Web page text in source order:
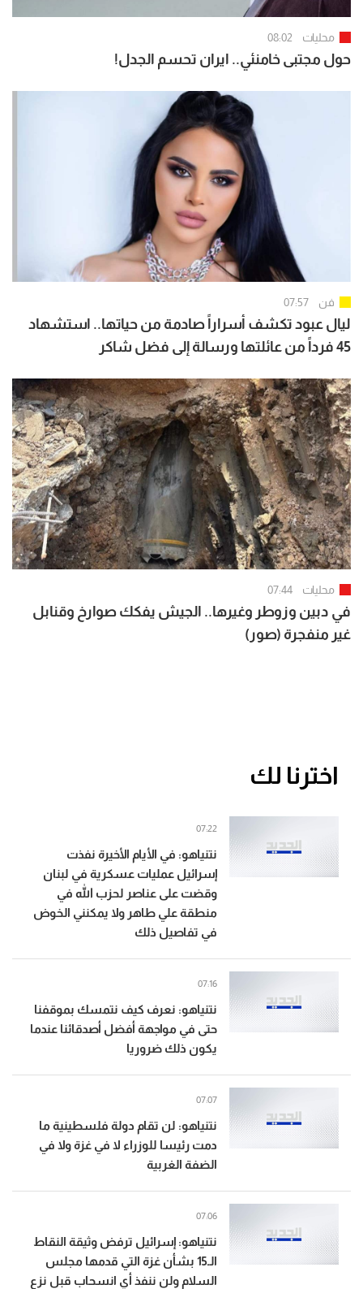
محليات 08:02
حول مجتبى خامنئي.. ايران تحسم الجدل!
فن 07:57
ليال عبود تكشف أسراراً صادمة من حياتها.. استشهاد
45 فرداً من عائلتها ورسالة إلى فضل شاكر
محليات 07:44
في دبين وزوطر وغيرها.. الجيش يفكك صوارخ وقنابل
غير منفجرة (صور)
اخترنا لك
نتنياهو: في الأيام الأخيرة نفذت
إسرائيل عمليات عسكرية في لبنان
وقضت على عناصر لحزب الله في
منطقة علي طاهر ولا يمكنني الخوض
في تفاصيل ذلك
07:22
نتنياهو: نعرف كيف نتمسك بموقفنا
حتى في مواجهة أفضل أصدقائنا عندما
يكون ذلك ضروريا
07:16
نتنياهو: لن تقام دولة فلسطينية ما
دمت رئيسا للوزراء لا في غزة ولا في
الضفة الغربية
07:07
نتنياهو: إسرائيل ترفض وثيقة النقاط
الـ15 بشأن غزة التي قدمها مجلس
السلام ولن ننفذ أي انسحاب قبل نزع
07:06